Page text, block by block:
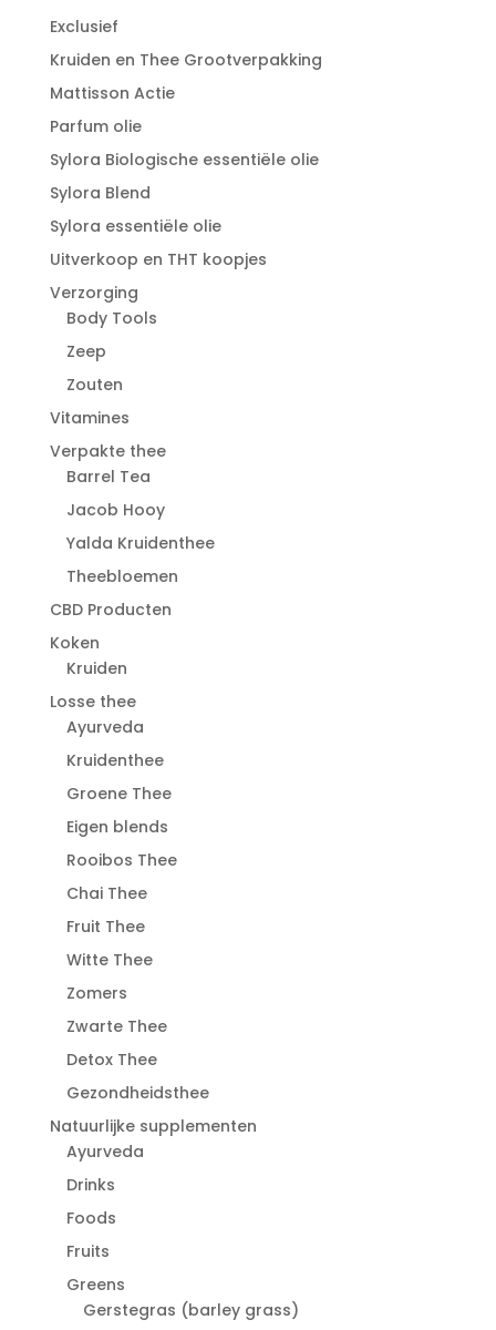
Exclusief
Kruiden en Thee Grootverpakking
Mattisson Actie
Parfum olie
Sylora Biologische essentiële olie
Sylora Blend
Sylora essentiële olie
Uitverkoop en THT koopjes
Verzorging
Body Tools
Zeep
Zouten
Vitamines
Verpakte thee
Barrel Tea
Jacob Hooy
Yalda Kruidenthee
Theebloemen
CBD Producten
Koken
Kruiden
Losse thee
Ayurveda
Kruidenthee
Groene Thee
Eigen blends
Rooibos Thee
Chai Thee
Fruit Thee
Witte Thee
Zomers
Zwarte Thee
Detox Thee
Gezondheidsthee
Natuurlijke supplementen
Ayurveda
Drinks
Foods
Fruits
Greens
Gerstegras (barley grass)